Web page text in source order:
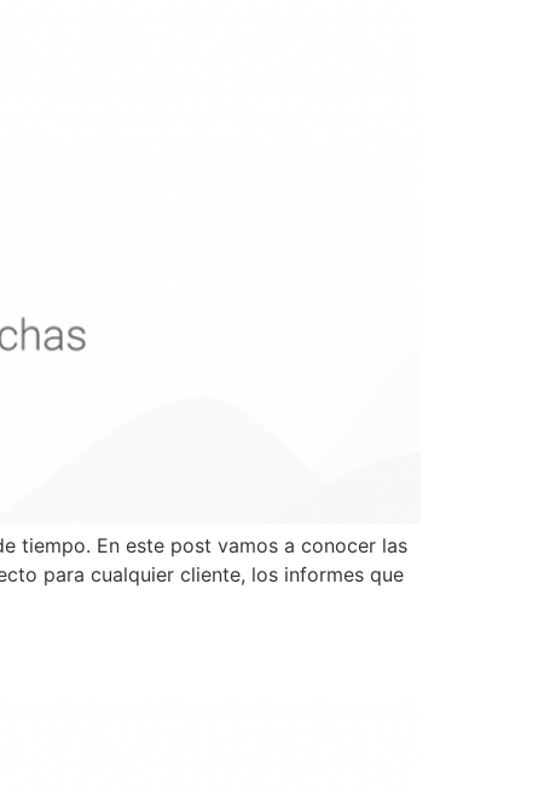
tiempo. En este post vamos a conocer las
para cualquier cliente, los informes que